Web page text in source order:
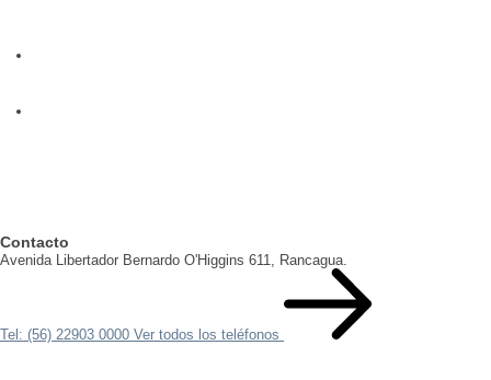
Contacto
Avenida Libertador Bernardo O'Higgins 611, Rancagua.
Tel: (56) 22903 0000 Ver todos los teléfonos